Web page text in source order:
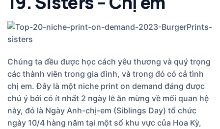
Chúng ta đều được học cách yêu thương và quý trọng
các thành viên trong gia đình, và trong đó có cả tình
chị em. Đây là một niche print on demand đáng được
chú ý bởi có ít nhất 2 ngày lễ ăn mừng về mối quan hệ
này, đó là Ngày Anh-chị-em (Siblings Day) tổ chức
ngày 10/4 hàng năm tại một số khu vực của Hoa Kỳ,